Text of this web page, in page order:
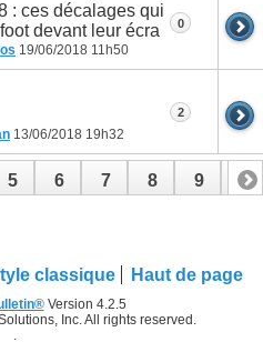
: ces décalages qui
devant leur écra
19/06/2018 11h50
0
13/06/2018 19h32
2
5 6 7 8 9 10
classique Haut de page
Version 4.2.5
Inc. All rights reserved.
.